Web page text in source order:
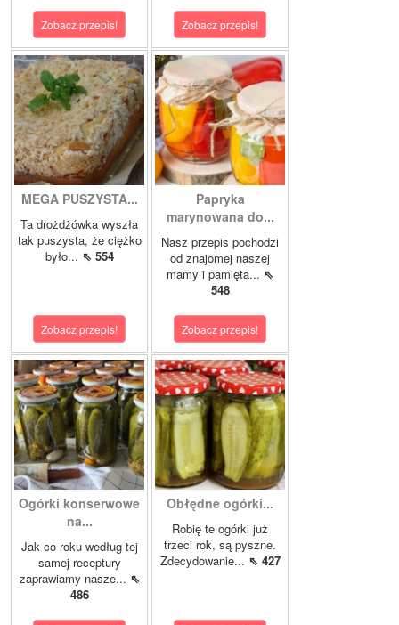
Zobacz przepis! Zobacz przepis!
MEGA PUSZYSTA...
Ta drożdżówka wyszła
tak puszysta, że ciężko
było... ⇖ 554
Zobacz przepis!
Papryka
marynowana do...
Nasz przepis pochodzi
od znajomej naszej
mamy i pamięta... ⇖
548
Zobacz przepis!
Ogórki konserwowe
na...
Jak co roku według tej
samej receptury
zaprawiamy nasze... ⇖
486
Obłędne ogórki...
Robię te ogórki już
trzeci rok, są pyszne.
Zdecydowanie... ⇖ 427